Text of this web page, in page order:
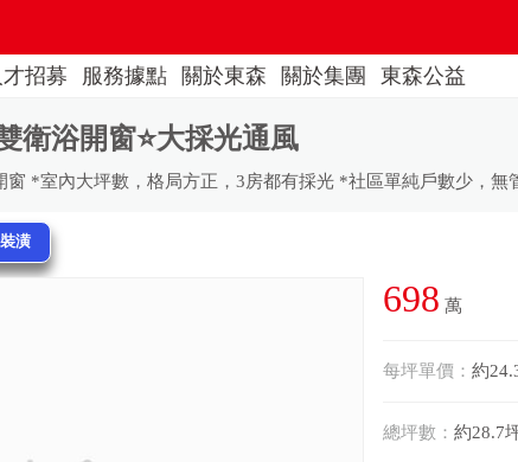
招募 服務據點 關於東森 關於集團 東森公益
衛浴開窗⭐大採光通風
*室內大坪數，格局方正，3房都有採光 *社區單純戶數少，無
潢
698 萬
每坪單價： 約
總坪數： 約28.7